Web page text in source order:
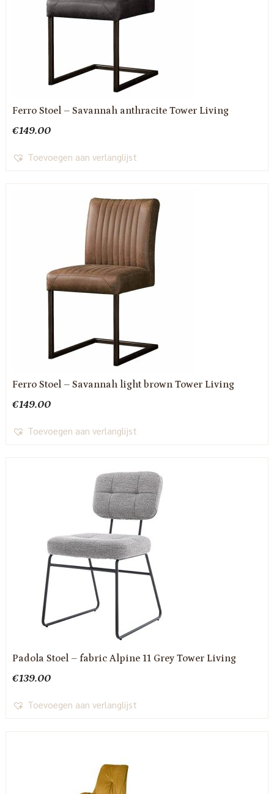
Ferro Stoel – Savannah anthracite Tower Living
€149.00
Toevoegen aan verlanglijst
Ferro Stoel – Savannah light brown Tower Living
€149.00
Toevoegen aan verlanglijst
Padola Stoel – fabric Alpine 11 Grey Tower Living
€139.00
Toevoegen aan verlanglijst